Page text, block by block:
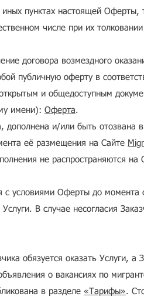
иных пунктах настоящей
числе при их
договора возмездного
публичную оферту в
и общедоступным
имени): Оферта.
и/или быть отозвана
её размещения на Сайте
не распространяются
с условиями Оферты до
В случае несогласия
обязуется оказать Услуги, а
о вакансиях по
в разделе «Тарифы».